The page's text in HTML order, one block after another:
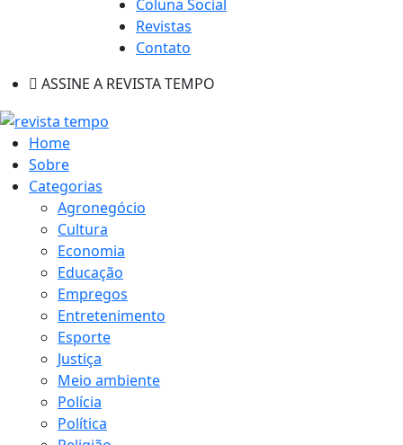
Coluna Social
Revistas
Contato
ASSINE A REVISTA TEMPO
Home
Sobre
Categorias
Agronegócio
Cultura
Economia
Educação
Empregos
Entretenimento
Esporte
Justiça
Meio ambiente
Polícia
Política